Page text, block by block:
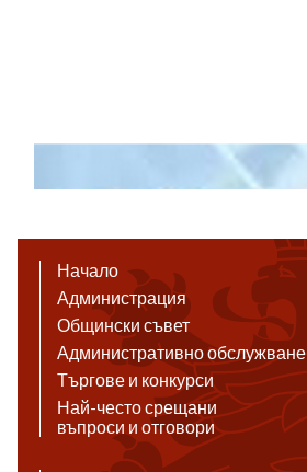
Начало
Администрация
Общински съвет
Административно обслужване
Търгове и конкурси
Най-често срещани
въпроси и отговори